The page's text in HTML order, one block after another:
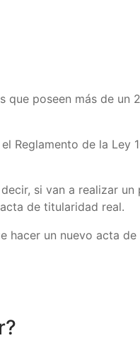
poseen más de un
Reglamento de la Ley
si van a realizar un
de titularidad real.
un nuevo acta de